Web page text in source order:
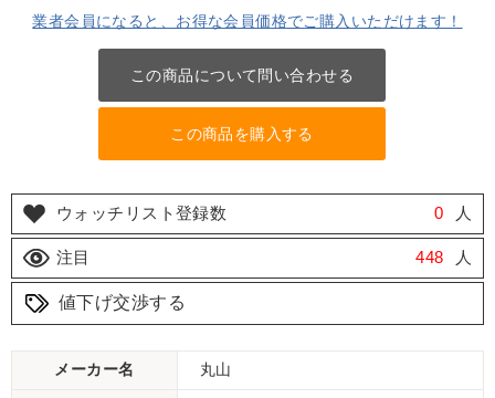
業者会員になると、お得な会員価格でご購入いただけます！
この商品について問い合わせる
この商品を購入する
ウォッチリスト登録数 0 人
注目 448 人
値下げ交渉する
メーカー名 丸山